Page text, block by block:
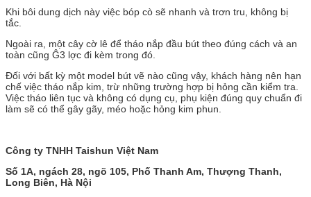
Khi bôi dung dịch này việc bóp cò sẽ nhanh và trơn tru, không bị
tắc.
Ngoài ra, một cây cờ lê để tháo nắp đầu bút theo đúng cách và an
toàn cũng Ĝ3 lợc đi kèm trong đó.
Đối với bất kỳ một model bút vẽ nào cũng vậy, khách hàng nên hạn
chế việc tháo nắp kim, trừ những trường hợp bị hỏng cần kiểm tra.
Việc tháo liên tục và không có dụng cụ, phụ kiện đúng quy chuẩn đi
làm sẽ có thể gây gãy, méo hoặc hỏng kim phun.
Công ty TNHH Taishun Việt Nam
Số 1A, ngách 28, ngõ 105, Phố Thanh Am, Thượng Thanh,
Long Biên, Hà Nội